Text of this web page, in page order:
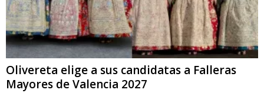
Olivereta elige a sus candidatas a Falleras
Mayores de Valencia 2027